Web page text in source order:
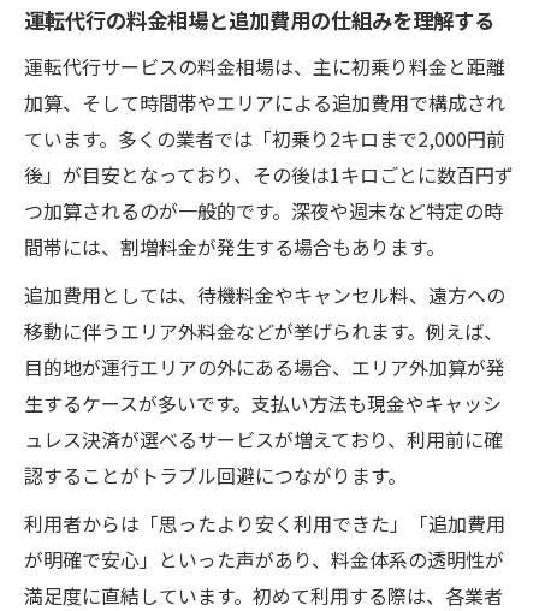
運転代行の料金相場と追加費用の仕組みを理解する
運転代行サービスの料金相場は、主に初乗り料金と距離
加算、そして時間帯やエリアによる追加費用で構成され
ています。多くの業者では「初乗り2キロまで2,000円前
後」が目安となっており、その後は1キロごとに数百円ず
つ加算されるのが一般的です。深夜や週末など特定の時
間帯には、割増料金が発生する場合もあります。
追加費用としては、待機料金やキャンセル料、遠方への
移動に伴うエリア外料金などが挙げられます。例えば、
目的地が運行エリアの外にある場合、エリア外加算が発
生するケースが多いです。支払い方法も現金やキャッシ
ュレス決済が選べるサービスが増えており、利用前に確
認することがトラブル回避につながります。
利用者からは「思ったより安く利用できた」「追加費用
が明確で安心」といった声があり、料金体系の透明性が
満足度に直結しています。初めて利用する際は、各業者